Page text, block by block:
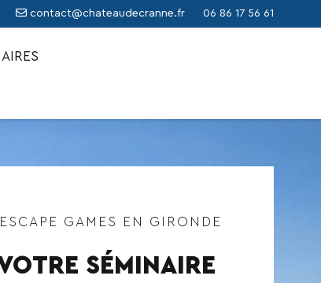
contact@chateaudecranne.fr 06 86 17 56 61
GAMES EN GIRONDE
SÉMINAIRE